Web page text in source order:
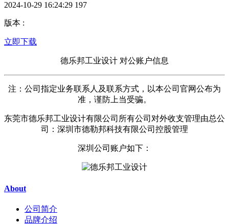
2024-10-29 16:24:29 197
版本 :
立即下载
德乐邦工业设计 对公账户信息
注：公司指定业务联系人及联系方式，以本公司官网公布为
准，谨防上当受骗。
东莞市德乐邦工业设计有限公司所有公司对外收支管理由总公
司：深圳市德勒邦科技有限公司控股管理
深圳公司账户如下：
About
公司简介
品牌介绍